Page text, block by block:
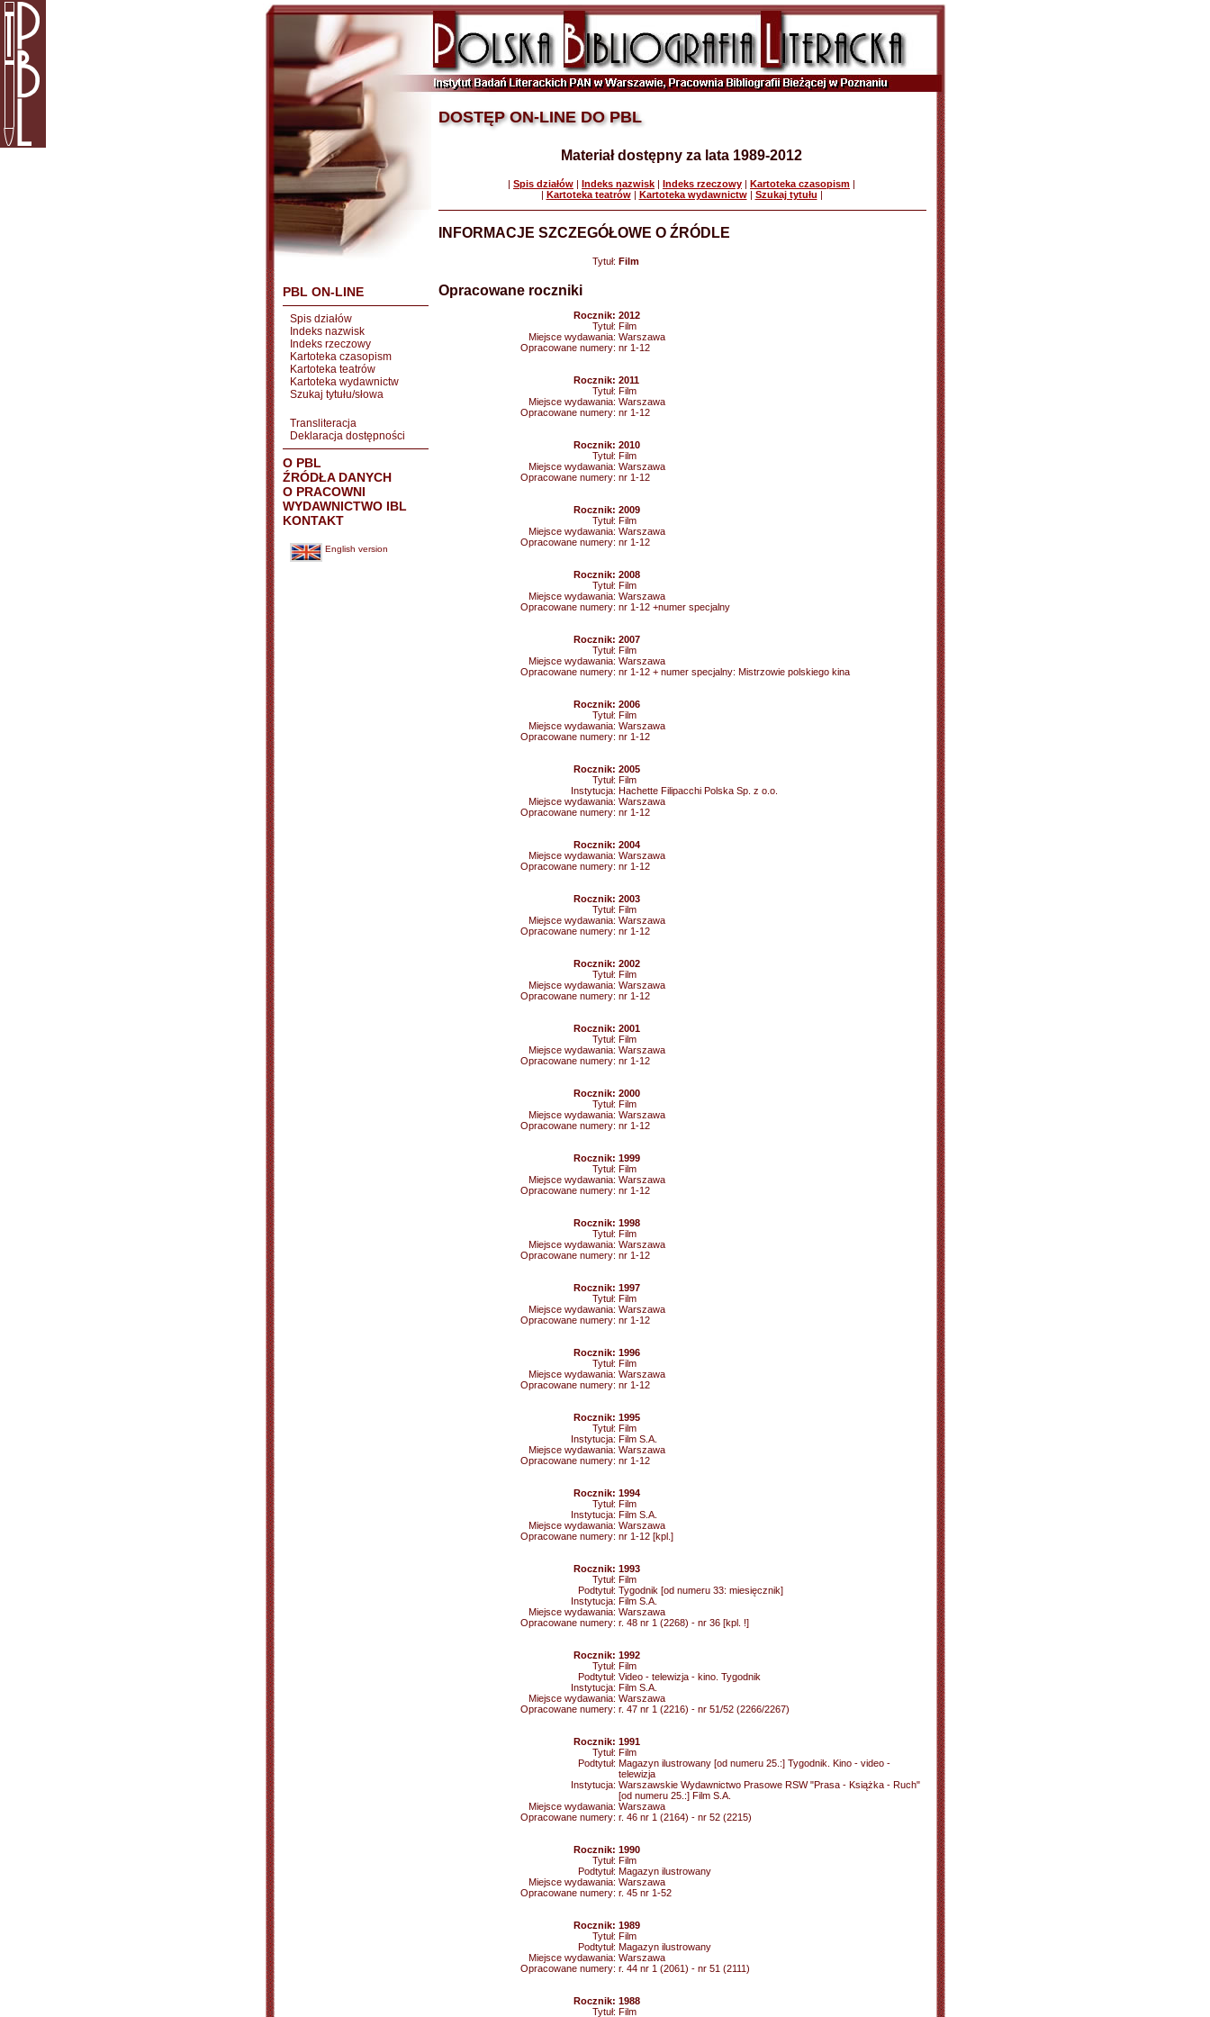
PBL ON-LINE
Spis działów
Indeks nazwisk
Indeks rzeczowy
Kartoteka czasopism
Kartoteka teatrów
Kartoteka wydawnictw
Szukaj tytułu/słowa
Transliteracja
Deklaracja dostępności
O PBL
ŹRÓDŁA DANYCH
O PRACOWNI
WYDAWNICTWO IBL
KONTAKT
English version
DOSTĘP ON-LINE DO PBL
Materiał dostępny za lata 1989-2012
| Spis działów | Indeks nazwisk | Indeks rzeczowy | Kartoteka czasopism |
| Kartoteka teatrów| Kartoteka wydawnictw| Szukaj tytułu |
INFORMACJE SZCZEGÓŁOWE O ŹRÓDLE
Tytuł: Film
Opracowane roczniki
Rocznik: 2012
Tytuł: Film
Miejsce wydawania: Warszawa
Opracowane numery: nr 1-12
Rocznik: 2011
Tytuł: Film
Miejsce wydawania: Warszawa
Opracowane numery: nr 1-12
Rocznik: 2010
Tytuł: Film
Miejsce wydawania: Warszawa
Opracowane numery: nr 1-12
Rocznik: 2009
Tytuł: Film
Miejsce wydawania: Warszawa
Opracowane numery: nr 1-12
Rocznik: 2008
Tytuł: Film
Miejsce wydawania: Warszawa
Opracowane numery: nr 1-12 +numer specjalny
Rocznik: 2007
Tytuł: Film
Miejsce wydawania: Warszawa
Opracowane numery: nr 1-12 + numer specjalny: Mistrzowie polskiego kina
Rocznik: 2006
Tytuł: Film
Miejsce wydawania: Warszawa
Opracowane numery: nr 1-12
Rocznik: 2005
Tytuł: Film
Instytucja: Hachette Filipacchi Polska Sp. z o.o.
Miejsce wydawania: Warszawa
Opracowane numery: nr 1-12
Rocznik: 2004
Miejsce wydawania: Warszawa
Opracowane numery: nr 1-12
Rocznik: 2003
Tytuł: Film
Miejsce wydawania: Warszawa
Opracowane numery: nr 1-12
Rocznik: 2002
Tytuł: Film
Miejsce wydawania: Warszawa
Opracowane numery: nr 1-12
Rocznik: 2001
Tytuł: Film
Miejsce wydawania: Warszawa
Opracowane numery: nr 1-12
Rocznik: 2000
Tytuł: Film
Miejsce wydawania: Warszawa
Opracowane numery: nr 1-12
Rocznik: 1999
Tytuł: Film
Miejsce wydawania: Warszawa
Opracowane numery: nr 1-12
Rocznik: 1998
Tytuł: Film
Miejsce wydawania: Warszawa
Opracowane numery: nr 1-12
Rocznik: 1997
Tytuł: Film
Miejsce wydawania: Warszawa
Opracowane numery: nr 1-12
Rocznik: 1996
Tytuł: Film
Miejsce wydawania: Warszawa
Opracowane numery: nr 1-12
Rocznik: 1995
Tytuł: Film
Instytucja: Film S.A.
Miejsce wydawania: Warszawa
Opracowane numery: nr 1-12
Rocznik: 1994
Tytuł: Film
Instytucja: Film S.A.
Miejsce wydawania: Warszawa
Opracowane numery: nr 1-12 [kpl.]
Rocznik: 1993
Tytuł: Film
Podtytuł: Tygodnik [od numeru 33: miesięcznik]
Instytucja: Film S.A.
Miejsce wydawania: Warszawa
Opracowane numery: r. 48 nr 1 (2268) - nr 36 [kpl. !]
Rocznik: 1992
Tytuł: Film
Podtytuł: Video - telewizja - kino. Tygodnik
Instytucja: Film S.A.
Miejsce wydawania: Warszawa
Opracowane numery: r. 47 nr 1 (2216) - nr 51/52 (2266/2267)
Rocznik: 1991
Tytuł: Film
Podtytuł: Magazyn ilustrowany [od numeru 25.:] Tygodnik. Kino - video -
telewizja
Instytucja: Warszawskie Wydawnictwo Prasowe RSW "Prasa - Książka - Ruch"
[od numeru 25.:] Film S.A.
Miejsce wydawania: Warszawa
Opracowane numery: r. 46 nr 1 (2164) - nr 52 (2215)
Rocznik: 1990
Tytuł: Film
Podtytuł: Magazyn ilustrowany
Miejsce wydawania: Warszawa
Opracowane numery: r. 45 nr 1-52
Rocznik: 1989
Tytuł: Film
Podtytuł: Magazyn ilustrowany
Miejsce wydawania: Warszawa
Opracowane numery: r. 44 nr 1 (2061) - nr 51 (2111)
Rocznik: 1988
Tytuł: Film